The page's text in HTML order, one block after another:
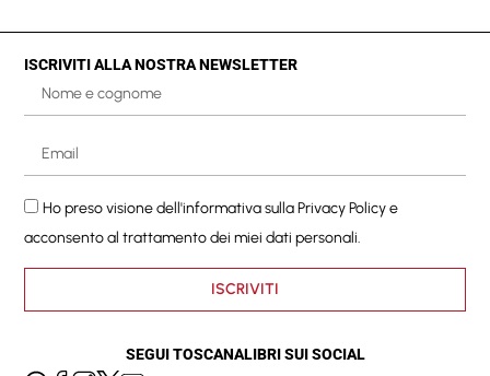
ISCRIVITI ALLA NOSTRA NEWSLETTER
Ho preso visione dell'informativa sullaPrivacy Policye
acconsento al trattamento dei miei dati personali.
ISCRIVITI
SEGUI TOSCANALIBRI SUI SOCIAL